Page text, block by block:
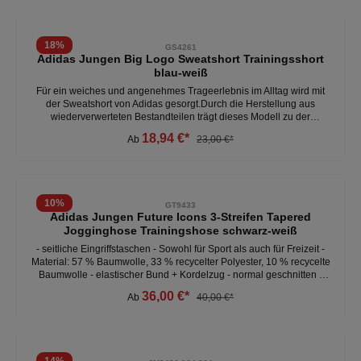
trockenem Naturrasen. Klassische Schnürung ermöglicht eine
individuelle Passform und sicheren Sitz. Robuste Konstruktion für
regelmäßige Trainingseinheiten und Spiele. Dynamisches F50-
Design in Weiß mit auffälligen Farbdetails für einen modernen Look.
Der adidas F50 Hyperfast League FG KJ3412 eignet sich für
ambitionierte Fußballspieler, die auf festen Rasenplätzen mit
Schnelligkeit, Agilität und sicherem Halt überzeugen möchten.
18% GS4261
Adidas Jungen Big Logo Sweatshort Trainingsshort
blau-weiß
Für ein weiches und angenehmes Trageerlebnis im Alltag wird mit
der Sweatshort von Adidas gesorgt.Durch die Herstellung aus
wiederverwerteten Bestandteilen trägt dieses Modell zu der
klassisches Adidas-Design - gute Sweat-Verarbeitung - Material: 53
Ab 18,94 €* 23,00 €*
10% GT9433
Adidas Jungen Future Icons 3-Streifen Tapered
Jogginghose Trainingshose schwarz-weiß
- seitliche Eingriffstaschen - Sowohl für Sport als auch für Freizeit -
Material: 57 % Baumwolle, 33 % recycelter Polyester, 10 % recycelte
Baumwolle - elastischer Bund + Kordelzug - normal geschnitten -
Ab 36,00 €* 40,00 €*